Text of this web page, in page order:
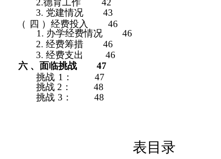
3. 党建情况
43
（ 四 ）经费投入 46
1. 办学经费情况 46
2. 经费筹措 46
3. 经费支出 46
六 、面临挑战 47
挑战 1： 47
挑战 2：
48
挑战 3： 48
表目录